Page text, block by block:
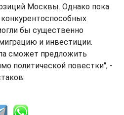
Москвы. Однако пока
бы существенно
и инвестиции.
сможет предложить
политической повестки", -